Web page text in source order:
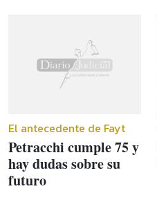
El antecedente de Fayt
Petracchi cumple 75 y
hay dudas sobre su
futuro